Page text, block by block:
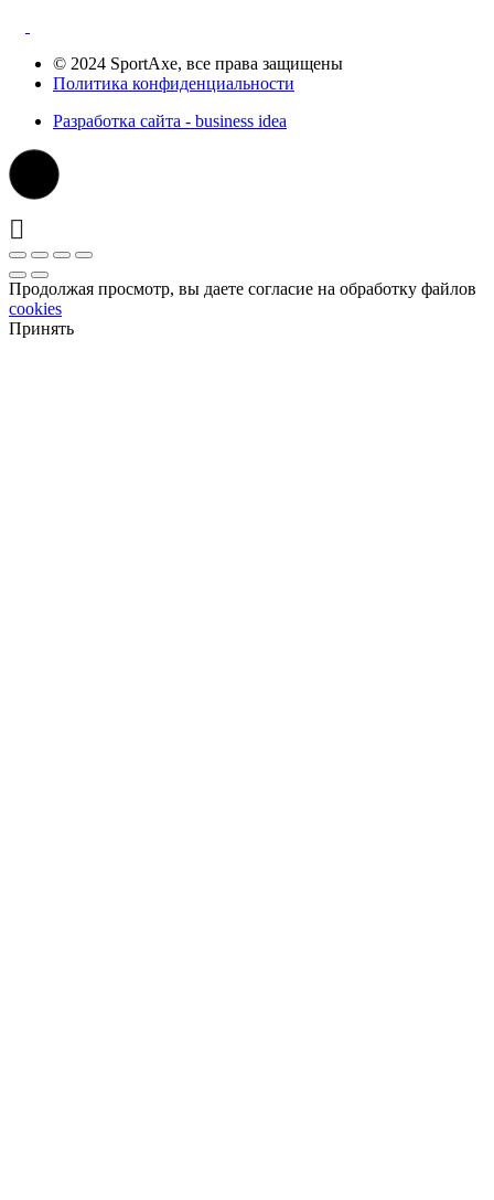
© 2024 SportAxe, все права защищены
Политика конфиденциальности
Разработка сайта - business idea
Продолжая просмотр, вы даете согласие на обработку файлов
cookies
Принять